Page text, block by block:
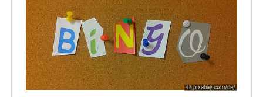
© pixabay.com/de/